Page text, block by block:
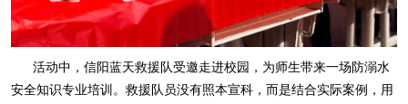
活动中，信阳蓝天救援队受邀走进校园，为师生带来一场防溺水
安全知识专业培训。救援队员没有照本宣科，而是结合实际案例，用